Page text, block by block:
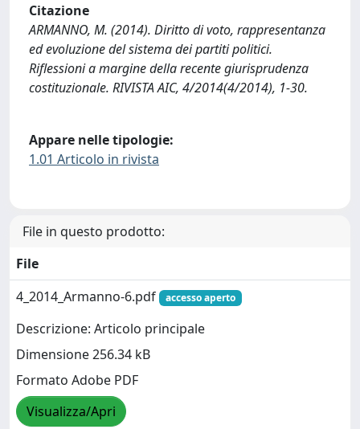
Citazione
ARMANNO, M. (2014). Diritto di voto, rappresentanza
ed evoluzione del sistema dei partiti politici.
Riflessioni a margine della recente giurisprudenza
costituzionale. RIVISTA AIC, 4/2014(4/2014), 1-30.
Appare nelle tipologie:
1.01 Articolo in rivista
File in questo prodotto:
File
4_2014_Armanno-6.pdf
accesso aperto
Descrizione: Articolo principale
Dimensione 256.34 kB
Formato Adobe PDF
Visualizza/Apri